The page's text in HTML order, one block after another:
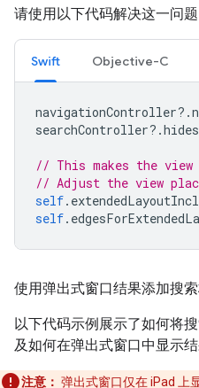
请使用以下代码解决这一问题
Swift Objective-C
navigationController?.
searchController?.
// This makes the
// Adjust the view
self.
self.
使用弹出式窗口结果添加搜
以下代码示例展示了如何将
及如何在弹出式窗口中显示结
注意： 弹出式窗口仅在 iPad 上